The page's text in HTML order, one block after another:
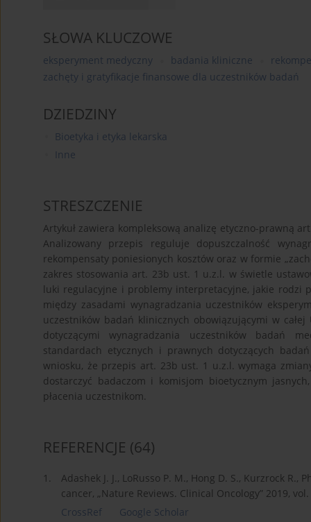
SŁOWA KLUCZOWE
eksperyment medyczny badania kliniczne
zachęty i gratyfikacje finansowe dla uczestników badań
DZIEDZINY
Bioetyka i etyka lekarska
Inne
STRESZCZENIE
Artykuł zawiera kompleksową analizę etyczno-prawną
Analizowany przepis reguluje dopuszczalność
rekompensaty poniesionych kosztów oraz w formie
zakres stosowania art. 23b ust. 1 u.z.l. w świetle
luki regulacyjne i problemy interpretacyjne, jakie rodzi
między zasadami wynagradzania uczestników
uczestników badań klinicznych obowiązującymi w
dotyczącymi wynagradzania uczestników badań
standardach etycznych i prawnych dotyczących
wniosku, że przepis art. 23b ust. 1 u.z.l. wymaga
dostarczyć badaczom i komisjom bioetycznym
płacenia uczestnikom.
REFERENCJE (64)
1.
Adashek J. J., LoRusso P. M., Hong D. S., Kurzrock
cancer, „Nature Reviews. Clinical Oncology” 2019,
CrossRef
Google Scholar